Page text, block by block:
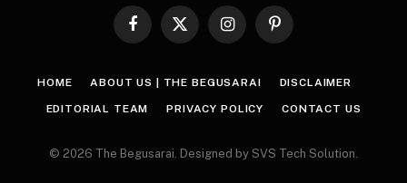
Facebook
X
InstagramPinterest
HOME ABOUT US | THE BEGUSARAI DISCLAIMER
EDITORIAL TEAM PRIVACY POLICY CONTACT US
© 2026 The Begusarai. Designed by SVS Tech Solution.